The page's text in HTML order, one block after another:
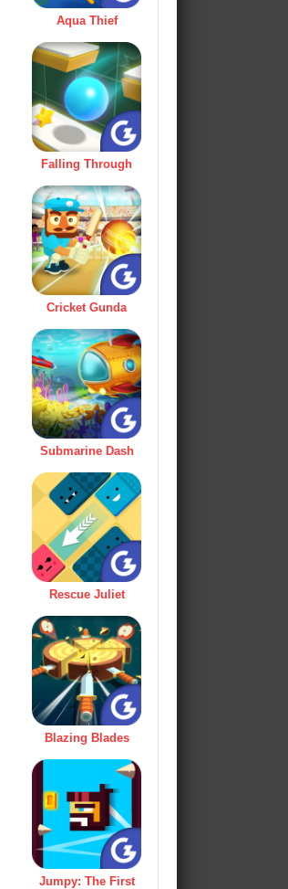
Aqua Thief
Falling Through
Cricket Gunda
Submarine Dash
Rescue Juliet
Blazing Blades
Jumpy: The First